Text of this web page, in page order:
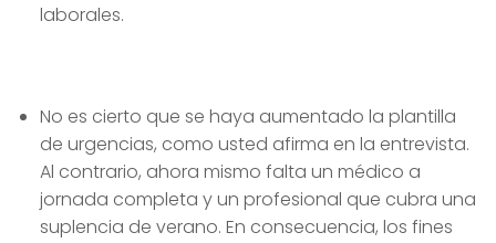
laborales.
No es cierto que se haya aumentado la plantilla
de urgencias, como usted afirma en la entrevista.
Al contrario, ahora mismo falta un médico a
jornada completa y un profesional que cubra una
suplencia de verano. En consecuencia, los fines